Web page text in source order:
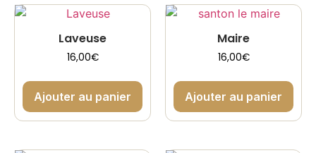
Laveuse
16,00€
Ajouter au panier
Maire
16,00€
Ajouter au panier